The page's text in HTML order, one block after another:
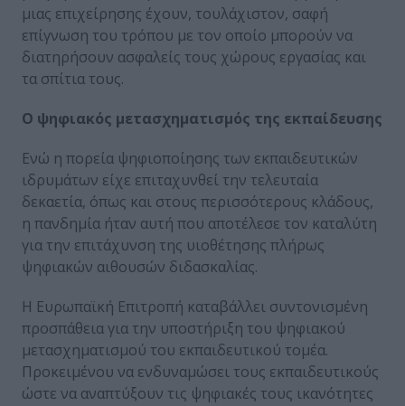
μιας επιχείρησης έχουν, τουλάχιστον, σαφή
επίγνωση του τρόπου με τον οποίο μπορούν να
διατηρήσουν ασφαλείς τους χώρους εργασίας και
τα σπίτια τους.
Ο ψηφιακός μετασχηματισμός της εκπαίδευσης
Ενώ η πορεία ψηφιοποίησης των εκπαιδευτικών
ιδρυμάτων είχε επιταχυνθεί την τελευταία
δεκαετία, όπως και στους περισσότερους κλάδους,
η πανδημία ήταν αυτή που αποτέλεσε τον καταλύτη
για την επιτάχυνση της υιοθέτησης πλήρως
ψηφιακών αιθουσών διδασκαλίας.
Η Ευρωπαϊκή Επιτροπή καταβάλλει συντονισμένη
προσπάθεια για την υποστήριξη του ψηφιακού
μετασχηματισμού του εκπαιδευτικού τομέα.
Προκειμένου να ενδυναμώσει τους εκπαιδευτικούς
ώστε να αναπτύξουν τις ψηφιακές τους ικανότητες